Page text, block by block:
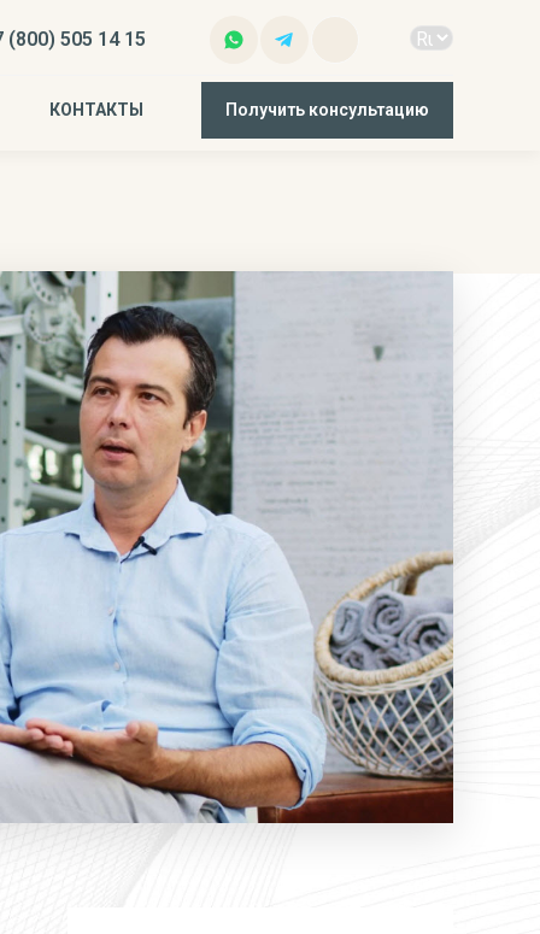
(800) 505 14 15
КОНТАКТЫ Получить консультацию